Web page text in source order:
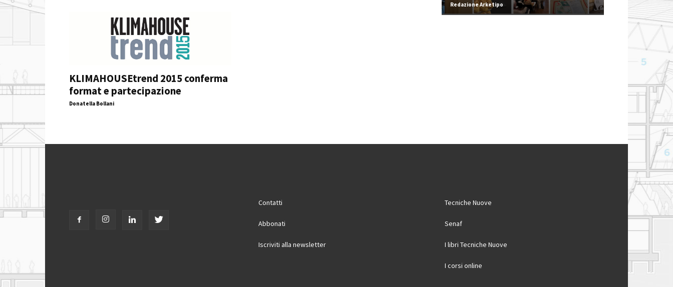
KLIMAHOUSEtrend 2015 conferma
format e partecipazione
Donatella Bollani
Redazione Arketipo
Contatti
Abbonati
Iscriviti alla newsletter
Tecniche Nuove
Senaf
I libri Tecniche Nuove
I corsi online